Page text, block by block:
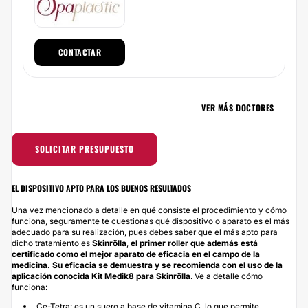
CONTACTAR
VER MÁS DOCTORES
SOLICITAR PRESUPUESTO
EL DISPOSITIVO APTO PARA LOS BUENOS RESULTADOS
Una vez mencionado a detalle en qué consiste el procedimiento y cómo
funciona, seguramente te cuestionas qué dispositivo o aparato es el más
adecuado para su realización, pues debes saber que el más apto para
dicho tratamiento es Skinrölla el primer roller que además está
certificado como el mejor aparato de eficacia en el campo de la
medicina. Su eficacia se demuestra y se recomienda con el uso de la
aplicación conocida Kit Medik8 para Skinrölla. Ve a detalle cómo
funciona:
Ce-Tetra: es un suero a base de vitamina C, lo que permite